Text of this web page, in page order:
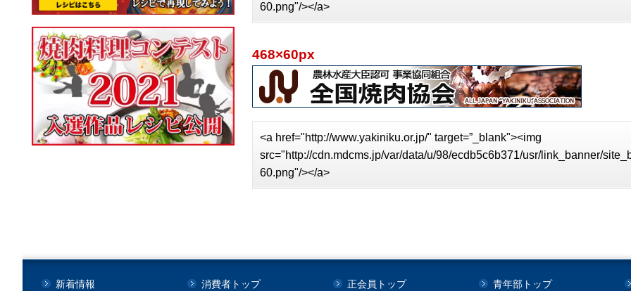
60.png"/></a>
468×60px
<a href="http://www.yakiniku.or.jp/" target=”_blank"><img
src="http://cdn.mdcms.jp/var/data/u/98/ecdb5c6b371/usr/link_banner/
60.png"/></a>
新着情報 消費者トップ 正会員トップ 青年部トップ